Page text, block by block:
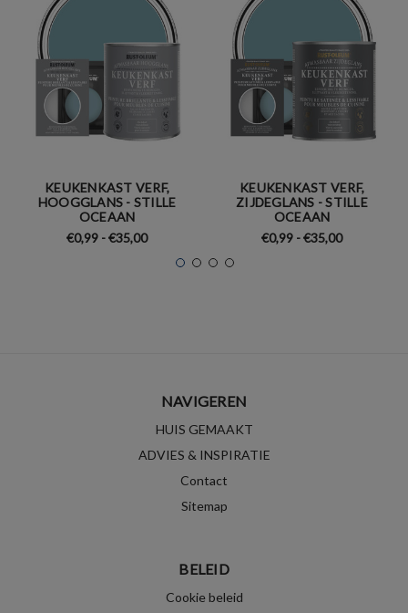
KEUKENKAST VERF,
HOOGGLANS - STILLE
OCEAAN
€0,99 - €35,00
KEUKENKAST VERF,
ZIJDEGLANS - STILLE
OCEAAN
€0,99 - €35,00
NAVIGEREN
HUIS GEMAAKT
ADVIES & INSPIRATIE
Contact
Sitemap
BELEID
Cookie beleid